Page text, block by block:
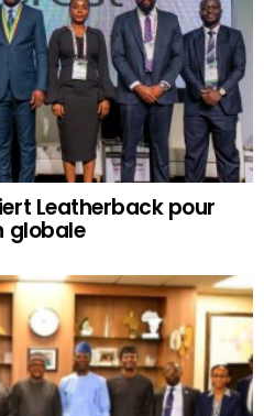
Leatherback pour
globale